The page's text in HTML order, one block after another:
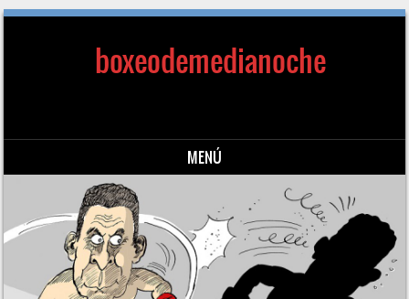
boxeodemedianoche
MENÚ
Saltar al contenido